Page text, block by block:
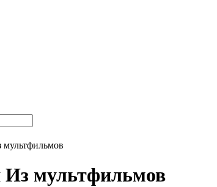
мультфильмов
Из мультфильмов